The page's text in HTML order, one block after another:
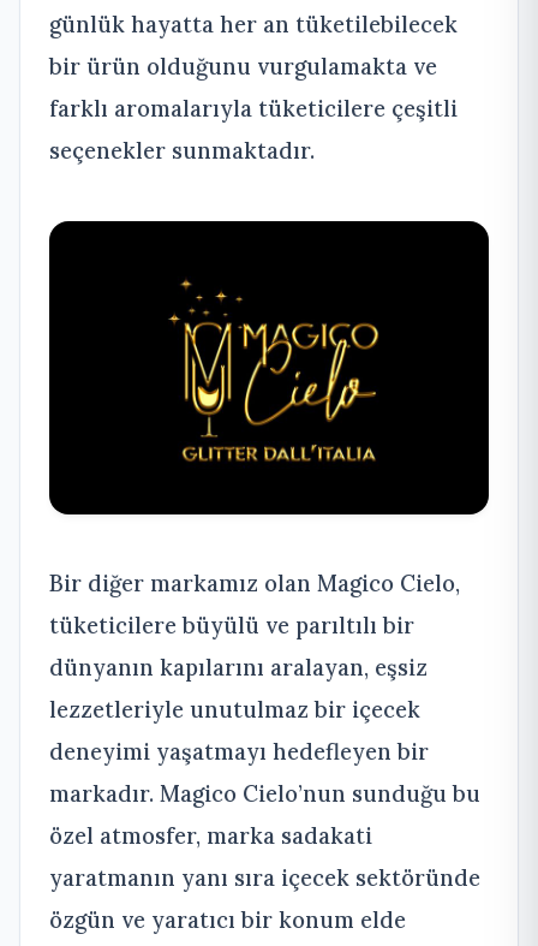
günlük hayatta her an tüketilebilecek
bir ürün olduğunu vurgulamakta ve
farklı aromalarıyla tüketicilere çeşitli
seçenekler sunmaktadır.
Bir diğer markamız olan Magico Cielo,
tüketicilere büyülü ve parıltılı bir
dünyanın kapılarını aralayan, eşsiz
lezzetleriyle unutulmaz bir içecek
deneyimi yaşatmayı hedefleyen bir
markadır. Magico Cielo’nun sunduğu bu
özel atmosfer, marka sadakati
yaratmanın yanı sıra içecek sektöründe
özgün ve yaratıcı bir konum elde